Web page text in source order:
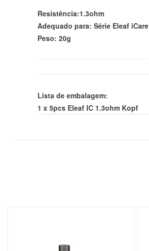
Resistência:1.3ohm
Adequado para: Série Eleaf iCare
Peso: 20g
Lista de embalagem:
1 x 5pcs Eleaf IC 1.3ohm Kopf